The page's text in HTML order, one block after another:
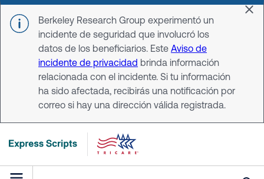
Skip to main content
Berkeley Research Group experimentó un
incidente de seguridad que involucró los
datos de los beneficiarios. Este Aviso de
incidente de privacidad brinda información
relacionada con el incidente. Si tu información
ha sido afectada, recibirás una notificación por
correo si hay una dirección válida registrada.